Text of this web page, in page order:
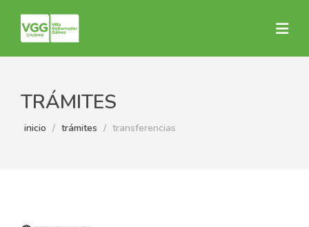
TRÁMITES
inicio trámites transferencias